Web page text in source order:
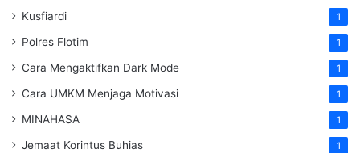
Kusfiardi 1
Polres Flotim 1
Cara Mengaktifkan Dark Mode 1
Cara UMKM Menjaga Motivasi 1
MINAHASA 1
Jemaat Korintus Buhias 1